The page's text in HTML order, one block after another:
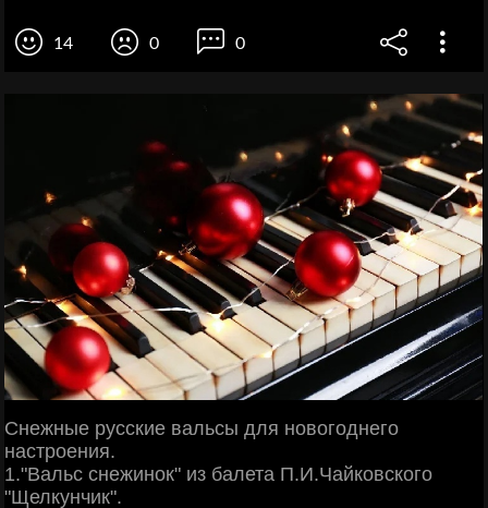
14 0 0
Снежные русские вальсы для новогоднего
настроения.
1."Вальс снежинок" из балета П.И.Чайковского
"Щелкунчик".